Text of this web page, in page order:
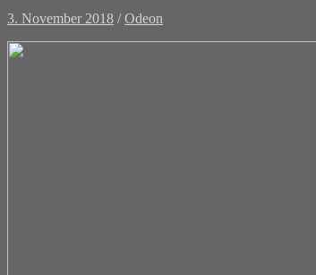
3. November 2018 /Odeon